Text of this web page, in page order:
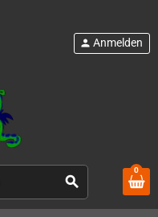
search
person Anmelden
0